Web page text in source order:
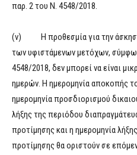
παρ. 2 του Ν. 4548/2018.
(v) Η προθεσμία για την
των υφιστάμενων μετόχων,
4548/2018, δεν μπορεί να είναι
ημερών. Η ημερομηνία αποκοπής
ημερομηνία προσδιορισμού
λήξης της περιόδου
προτίμησης και η ημερομηνία
προτίμησης θα οριστούν σε